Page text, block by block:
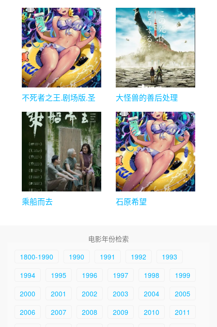
不死者之王.剧场版.圣
大怪兽的善后处理
乘船而去 石原希望
电影年份检索
1800-1990
1990 1991 1992
1993
1994
1995 1996 1997 1998
1999
2000
2001 2002 2003 2004
2005
2006
2007 2008 2009 2010
2011